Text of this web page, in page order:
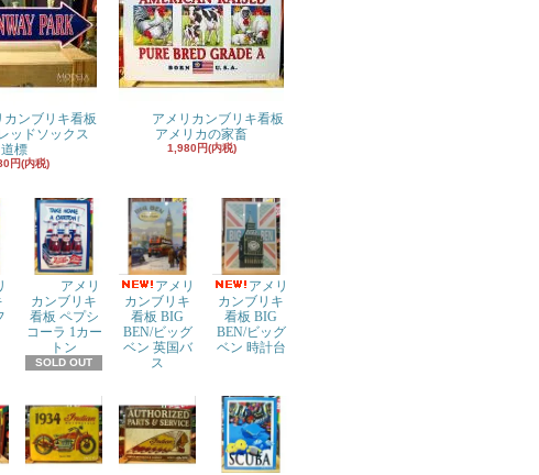
カンブリキ看板
ッドソックス
道標
円(内税)
アメリカンブリキ看板
アメリカの家畜
1,980円(内税)
アメリ
カンブリキ
看板 ペプシ
コーラ 1カー
トン
SOLD OUT
アメリ
カンブリキ
看板 BIG
BEN/ビッグ
ベン 英国バ
ス
アメリ
カンブリキ
看板 BIG
BEN/ビッグ
ベン 時計台